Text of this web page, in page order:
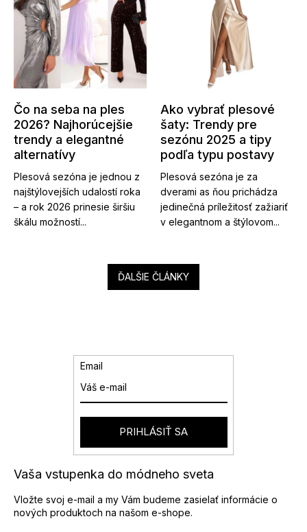
Čo na seba na ples
2026? Najhorúcejšie
trendy a elegantné
alternatívy
Plesová sezóna je jednou z
najštýlovejších udalostí roka
– a rok 2026 prinesie širšiu
škálu možností...
Ako vybrať plesové
šaty: Trendy pre
sezónu 2025 a tipy
podľa typu postavy
Plesová sezóna je za
dverami as ňou prichádza
jedinečná príležitosť zažiariť
v elegantnom a štýlovom...
ĎALŠIE ČLÁNKY
Vaša vstupenka do módneho sveta
Vložte svoj e-mail a my Vám budeme zasielať informácie o
nových produktoch na našom e-shope.
Email
PRIHLÁSIŤ SA